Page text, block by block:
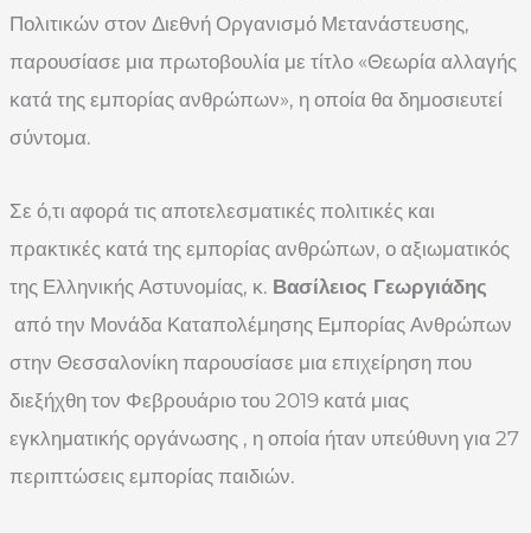
Πολιτικών στον Διεθνή Οργανισμό Μετανάστευσης,
παρουσίασε μια πρωτοβουλία με τίτλο «Θεωρία αλλαγής
κατά της εμπορίας ανθρώπων», η οποία θα δημοσιευτεί
σύντομα.
Σε ό,τι αφορά τις αποτελεσματικές πολιτικές και
πρακτικές κατά της εμπορίας ανθρώπων, ο αξιωματικός
της Ελληνικής Αστυνομίας, κ. Βασίλειος Γεωργιάδης
από την Μονάδα Καταπολέμησης Εμπορίας Ανθρώπων
στην Θεσσαλονίκη παρουσίασε μια επιχείρηση που
διεξήχθη τον Φεβρουάριο του 2019 κατά μιας
εγκληματικής οργάνωσης , η οποία ήταν υπεύθυνη για 27
περιπτώσεις εμπορίας παιδιών.